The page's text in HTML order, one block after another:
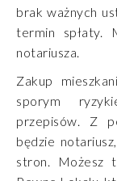
brak ważnych
termin spłaty.
notariusza.
Zakup
sporym
przepisów. Z
będzie
stron. Możesz